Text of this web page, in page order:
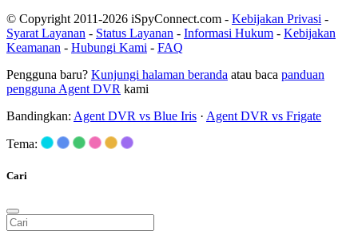
© Copyright 2011-2026 iSpyConnect.com - Kebijakan Privasi -
Syarat Layanan - Status Layanan - Informasi Hukum - Kebijakan
Keamanan - Hubungi Kami - FAQ
Pengguna baru? Kunjungi halaman beranda atau baca panduan
pengguna Agent DVR kami
Bandingkan: Agent DVR vs Blue Iris · Agent DVR vs Frigate
Tema:
Cari